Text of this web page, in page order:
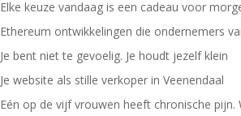
Elke keuze vandaag is een cadeau voor
Ethereum ontwikkelingen die ondernemers
Je bent niet te gevoelig. Je houdt jezelf klein
Je website als stille verkoper in Veenendaal
Eén op de vijf vrouwen heeft chronische